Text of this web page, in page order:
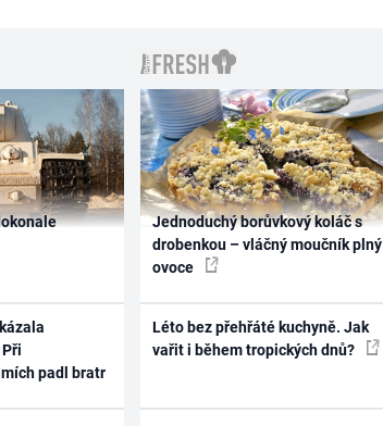
padl bratr
Jednoduchý borůvkový koláč s
drobenkou – vláčný moučník plný
ovoce
Léto bez přehřáté kuchyně. Jak
vařit i během tropických dnů?